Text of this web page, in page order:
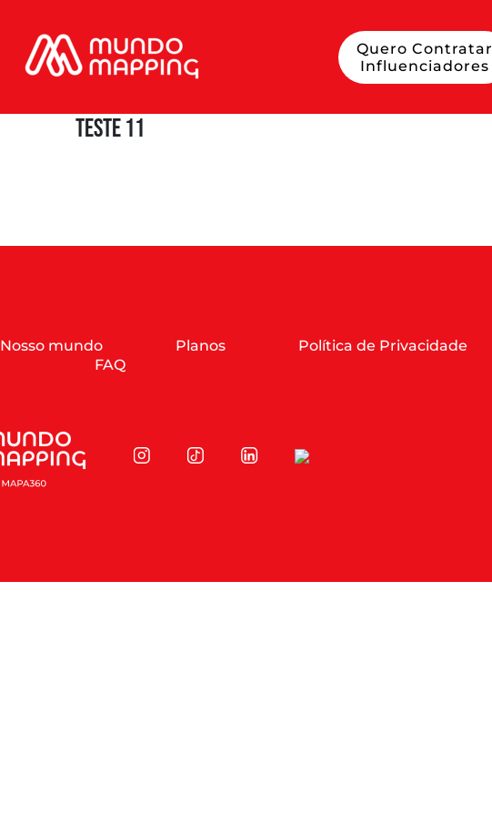
Quero Contratar
Influenciadores
teste 11
Nosso mundo Planos Política de Privacidade
FAQ